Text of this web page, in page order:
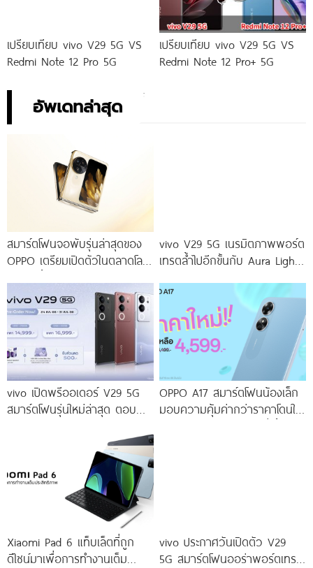
เปรียบเทียบ vivo V29 5G VS
Redmi Note 12 Pro 5G
เปรียบเทียบ vivo V29 5G VS
Redmi Note 12 Pro+ 5G
อัพเดทล่าสุด
สมาร์ตโฟนจอพับรุ่นล่าสุดของ
OPPO เตรียมเปิดตัวในตลาดโลก
vivo V29 5G เนรมิตภาพพอร์ต
เทรตล้ำไปอีกขั้นกับ Aura Light
โดดเด่นด้วยสุนทรียศาสตร์แห่ง
vivo เปิดพรีออเดอร์ V29 5G
สมาร์ตโฟนรุ่นใหม่ล่าสุด ตอบ
ราคาเริ่มต้นเพียง 14,999 บาท
จัดเต็มกับโปรโมชันพิเศษก่อนใคร
OPPO A17 สมาร์ตโฟนน้องเล็ก
มอบความคุ้มค่ากว่าราคาโดนใจ
Xiaomi Pad 6 แท็บเล็ตที่ถูก
ดีไซน์มาเพื่อการทำงานเต็ม
vivo ประกาศวันเปิดตัว V29
5G สมาร์ตโฟนออร่าพอร์ตเทร